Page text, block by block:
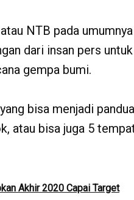
NTB pada
dari insan pers
gempa bumi.
bisa menjadi
atau bisa juga 5
Akhir 2020 Capai Target